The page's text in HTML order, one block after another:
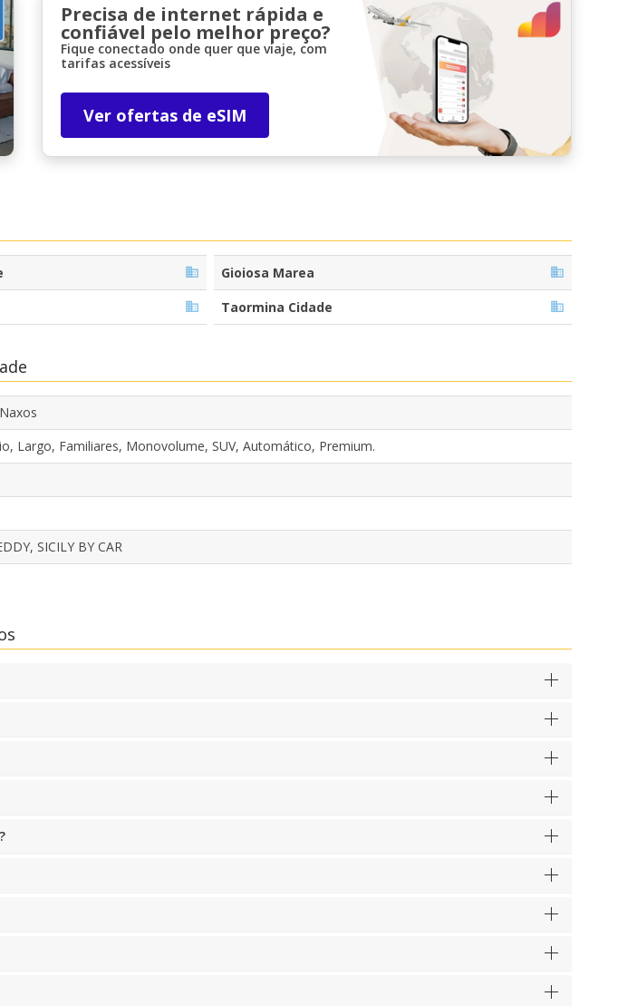
sessão com eLink
Precisa de internet rápida e
confiável pelo melhor preço?
Fique conectado onde quer que viaje, com
tarifas acessíveis
Ver ofertas de eSIM
Gioiosa Marea
Taormina Cidade
Largo, Familiares, Monovolume, SUV, Automático, Premium.
SICILY BY CAR